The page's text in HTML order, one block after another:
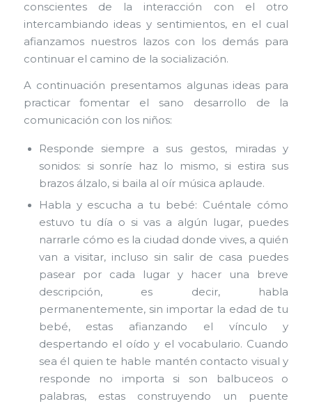
conscientes de la interacción con el otro
intercambiando ideas y sentimientos, en el cual
afianzamos nuestros lazos con los demás para
continuar el camino de la socialización.
A continuación presentamos algunas ideas para
practicar fomentar el sano desarrollo de la
comunicación con los niños:
Responde siempre a sus gestos, miradas y
sonidos: si sonríe haz lo mismo, si estira sus
brazos álzalo, si baila al oír música aplaude.
Habla y escucha a tu bebé: Cuéntale cómo
estuvo tu día o si vas a algún lugar, puedes
narrarle cómo es la ciudad donde vives, a quién
van a visitar, incluso sin salir de casa puedes
pasear por cada lugar y hacer una breve
descripción, es decir, habla
permanentemente, sin importar la edad de tu
bebé, estas afianzando el vínculo y
despertando el oído y el vocabulario. Cuando
sea él quien te hable mantén contacto visual y
responde no importa si son balbuceos o
palabras, estas construyendo un puente